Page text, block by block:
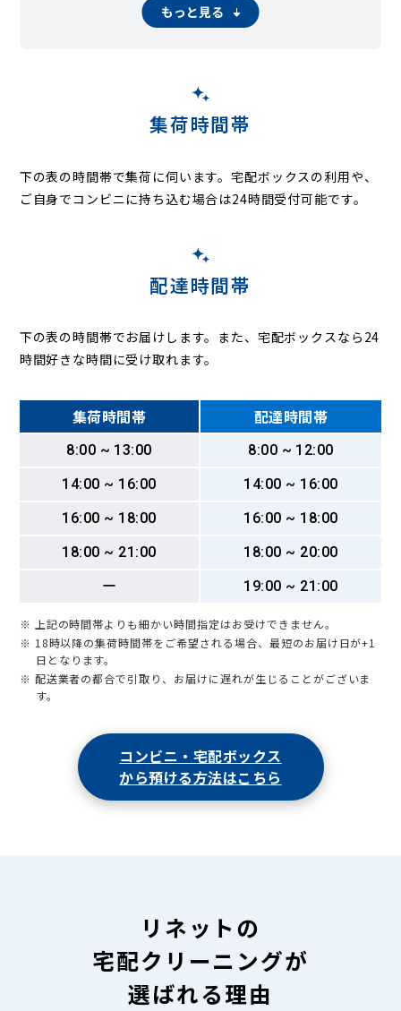
村田町矢作町祐光 若草
もっと見る
集荷時間帯
下の表の時間帯で集荷に伺います。宅配ボックスの利用や、
ご自身でコンビニに持ち込む場合は24時間受付可能です。
配達時間帯
下の表の時間帯でお届けします。また、宅配ボックスなら24
時間好きな時間に受け取れます。
集荷時間帯 配達時間帯
8:00 ~ 13:00
8:00 ~ 12:00
14:00 ~ 16:00
14:00 ~ 16:00
16:00 ~ 18:00
16:00 ~ 18:00
18:00 ~ 21:00
18:00 ~ 20:00
ー
19:00 ~ 21:00
※ 上記の時間帯よりも細かい時間指定はお受けできません。
※ 18時以降の集荷時間帯をご希望される場合、最短のお届け日が+1
日となります。
※ 配送業者の都合で引取り、お届けに遅れが生じることがございま
す。
コンビニ・宅配ボックス
から預ける方法はこちら
リネットの
宅配クリーニングが
選ばれる理由